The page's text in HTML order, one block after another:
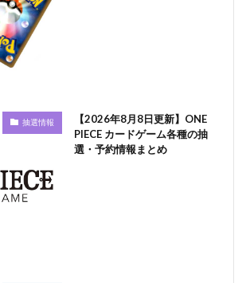
抽選情報
【2026年8月8日更新】ONE
PIECE カードゲーム各種の抽
選・予約情報まとめ